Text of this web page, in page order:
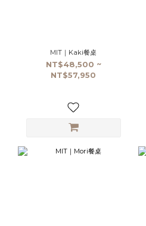
MIT｜Kaki餐桌
NT$48,500 ~
NT$57,950